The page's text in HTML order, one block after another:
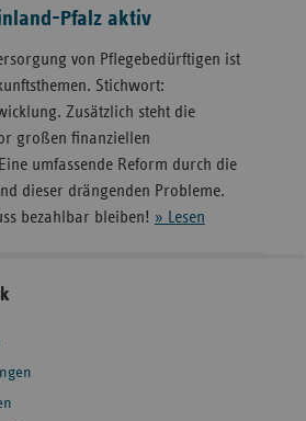
Pfalz aktiv
von Pflegebedürftigen ist
Stichwort:
Zusätzlich steht die
großen finanziellen
umfassende Reform durch die
dieser drängenden Probleme.
bezahlbar bleiben! » Lesen